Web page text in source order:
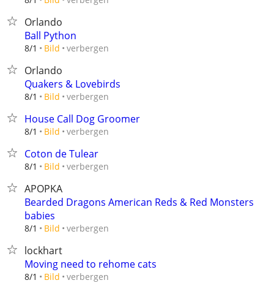
Orlando
Ball Python
8/1 Bild verbergen
Orlando
Quakers & Lovebirds
8/1 Bild verbergen
House Call Dog Groomer
8/1 Bild verbergen
Coton de Tulear
8/1 Bild verbergen
APOPKA
Bearded Dragons American Reds & Red Monsters
babies
8/1 Bild verbergen
lockhart
Moving need to rehome cats
8/1 Bild verbergen